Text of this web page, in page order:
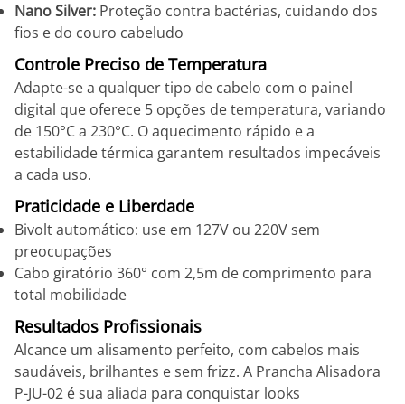
Nano Silver: Proteção contra bactérias, cuidando dos
fios e do couro cabeludo
Controle Preciso de Temperatura
Adapte-se a qualquer tipo de cabelo com o painel
digital que oferece 5 opções de temperatura, variando
de 150°C a 230°C. O aquecimento rápido e a
estabilidade térmica garantem resultados impecáveis
a cada uso.
Praticidade e Liberdade
Bivolt automático: use em 127V ou 220V sem
preocupações
Cabo giratório 360° com 2,5m de comprimento para
total mobilidade
Resultados Profissionais
Alcance um alisamento perfeito, com cabelos mais
saudáveis, brilhantes e sem frizz. A Prancha Alisadora
P-JU-02 é sua aliada para conquistar looks